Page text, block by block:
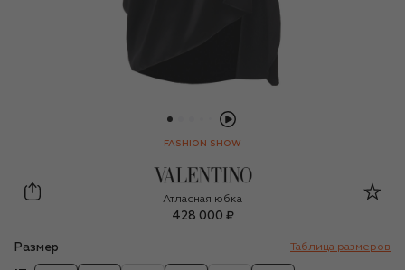
FASHION SHOW
Valentino
Атласная юбка
428 000 ₽
Размер Таблица размеров